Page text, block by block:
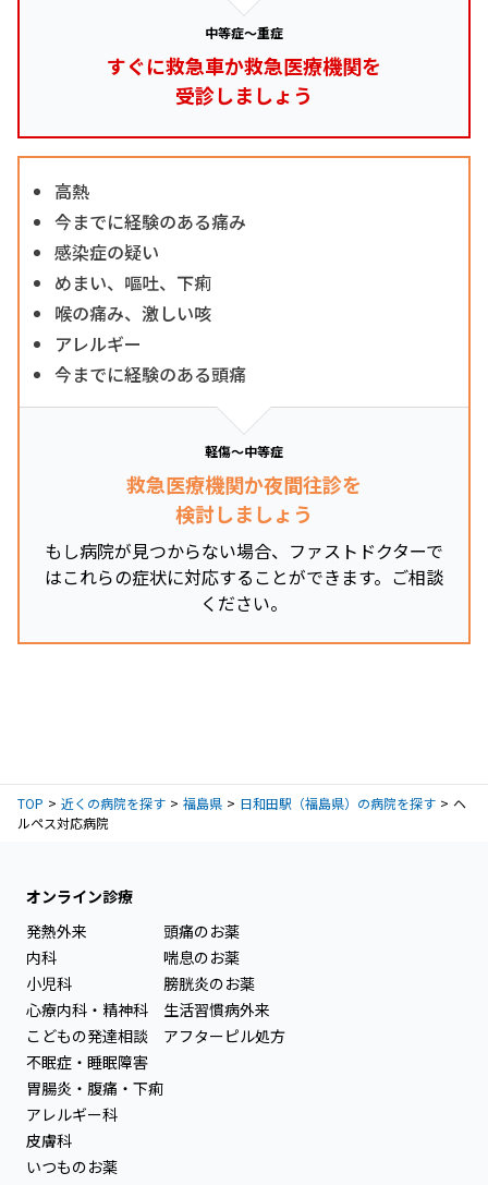
中等症～重症
すぐに救急車か救急医療機関を
受診しましょう
高熱
今までに経験のある痛み
感染症の疑い
めまい、嘔吐、下痢
喉の痛み、激しい咳
アレルギー
今までに経験のある頭痛
軽傷～中等症
救急医療機関か夜間往診を
検討しましょう
もし病院が見つからない場合、ファストドクターで
はこれらの症状に対応することができます。ご相談
ください。
TOP 近くの病院を探す 福島県 日和田駅（福島県）の病院を探す
ヘ
ルペス対応病院
オンライン診療
発熱外来
内科
小児科
心療内科・精神科
こどもの発達相談
不眠症・睡眠障害
胃腸炎・腹痛・下痢
アレルギー科
皮膚科
いつものお薬
頭痛のお薬
喘息のお薬
膀胱炎のお薬
生活習慣病外来
アフターピル処方